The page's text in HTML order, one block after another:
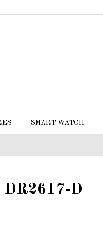
SMART WATCH
DR2617-D